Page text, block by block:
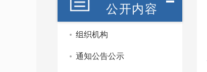
公开内容
组织机构
通知公告公示